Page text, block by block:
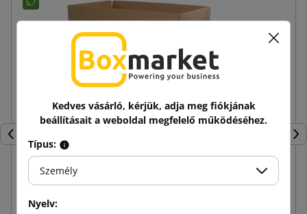
Előző
Barna hullámkarton doboz K020 BC 600x400x400
Kedves vásárló, kérjük, adja meg fiókjának
beállításait a weboldal megfelelő működéséhez.
Típus:
Személy
Nyelv: